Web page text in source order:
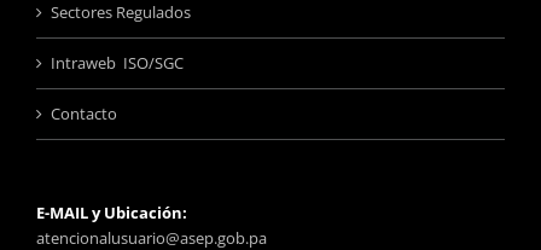
Sectores Regulados
Intraweb ISO/SGC
Contacto
E-MAIL y Ubicación:
atencionalusuario@asep.gob.pa